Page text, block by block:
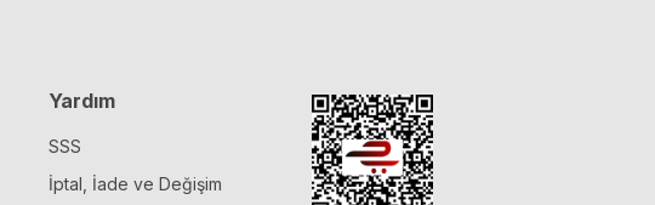
Yardım
SSS
İptal, İade ve Değişim